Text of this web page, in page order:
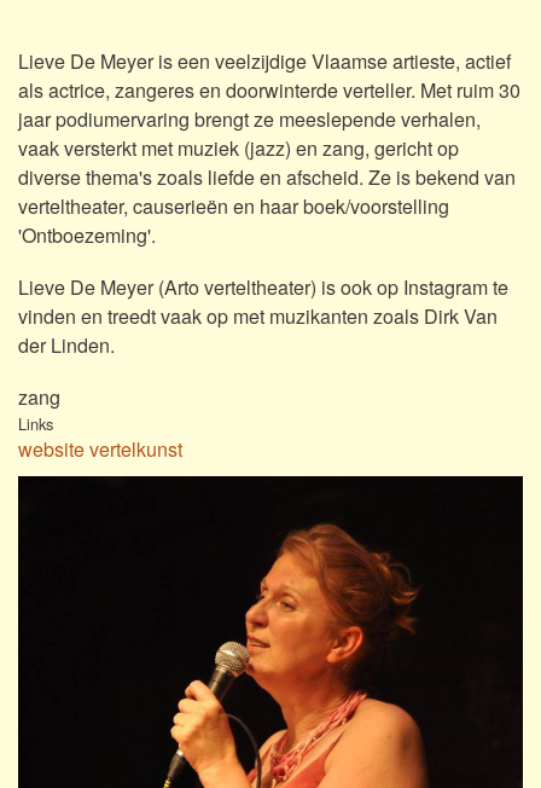
Lieve De Meyer is een veelzijdige Vlaamse artieste, actief
als actrice, zangeres en doorwinterde verteller. Met ruim 30
jaar podiumervaring brengt ze meeslepende verhalen,
vaak versterkt met muziek (jazz) en zang, gericht op
diverse thema's zoals liefde en afscheid. Ze is bekend van
verteltheater, causerieën en haar boek/voorstelling
'Ontboezeming'.
Lieve De Meyer (Arto verteltheater) is ook op Instagram te
vinden en treedt vaak op met muzikanten zoals Dirk Van
der Linden.
zang
Links
website vertelkunst